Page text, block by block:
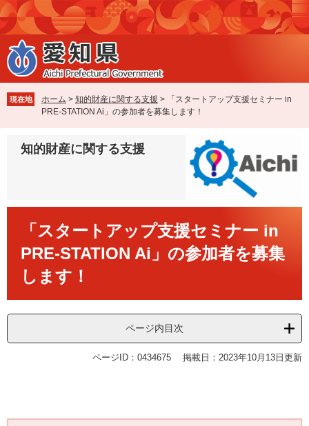
ペ
ー
ジ
の
先
で
す
メ
ニ
ュ
ー
を
ば
し
現在地 ホーム > 知的財産に関する支援 >
「スタートアップ支援セミナー in
PRE-STATION Ai」の参加者を募集します！
知的財産に関する支援
「スタートアップ支援セミナー in
PRE-STATION Ai」の参加者を募集
します！
ページ内目次
ページID：0434675 掲載日：2023年10月13日更新